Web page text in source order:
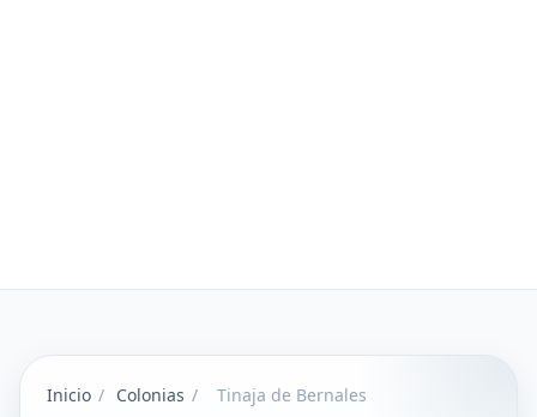
Inicio / Colonias / Tinaja de Bernales